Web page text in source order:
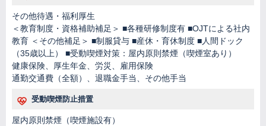
その他待遇・福利厚生
＜教育制度・資格補助補足＞ ■各種研修制度有 ■OJTによる社内
教育 ＜その他補足＞ ■制服貸与 ■産休・育休制度 ■人間ドック
（35歳以上） ■受動喫煙対策：屋内原則禁煙（喫煙室あり）
健康保険、厚生年金、労災、雇用保険
通勤交通費（全額）、退職金手当、その他手当
受動喫煙防止措置
屋内原則禁煙（喫煙施設有）